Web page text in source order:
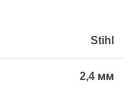
Stihl
2,4 мм